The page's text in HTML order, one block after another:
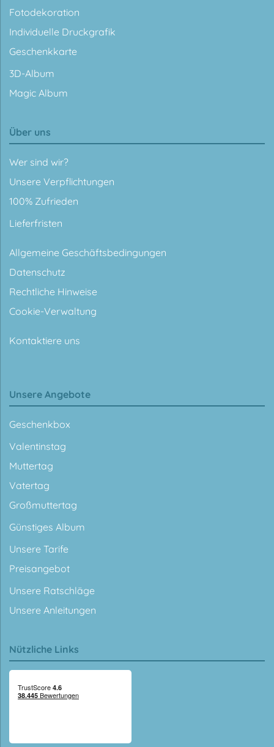
Fotodekoration
Individuelle Druckgrafik
Geschenkkarte
3D-Album
Magic Album
Über uns
Wer sind wir?
Unsere Verpflichtungen
100% Zufrieden
Lieferfristen
Allgemeine Geschäftsbedingungen
Datenschutz
Rechtliche Hinweise
Cookie-Verwaltung
Kontaktiere uns
Unsere Angebote
Geschenkbox
Valentinstag
Muttertag
Vatertag
Großmuttertag
Günstiges Album
Unsere Tarife
Preisangebot
Unsere Ratschläge
Unsere Anleitungen
Nützliche Links